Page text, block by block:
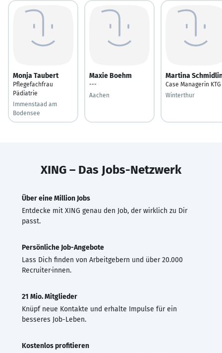
Monja Taubert
Pflegefachfrau
Pädiatrie
Immenstaad am
Bodensee
Maxie Boehm
---
Aachen
Martina
Case Managerin KTG
Winterthur
XING – Das Jobs-Netzwerk
Über eine Million Jobs
Entdecke mit XING genau den Job, der wirklich zu Dir
passt.
Persönliche Job-Angebote
Lass Dich finden von Arbeitgebern und über 20.000
Recruiter·innen.
21 Mio. Mitglieder
Knüpf neue Kontakte und erhalte Impulse für ein
besseres Job-Leben.
Kostenlos profitieren